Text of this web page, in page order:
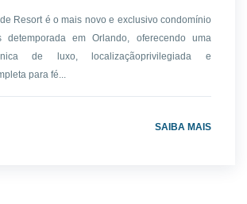
Resort é o mais novo e exclusivo condomínio
detemporada em Orlando, oferecendo uma
de luxo, localizaçãoprivilegiada e
para fé...
SAIBA MAIS